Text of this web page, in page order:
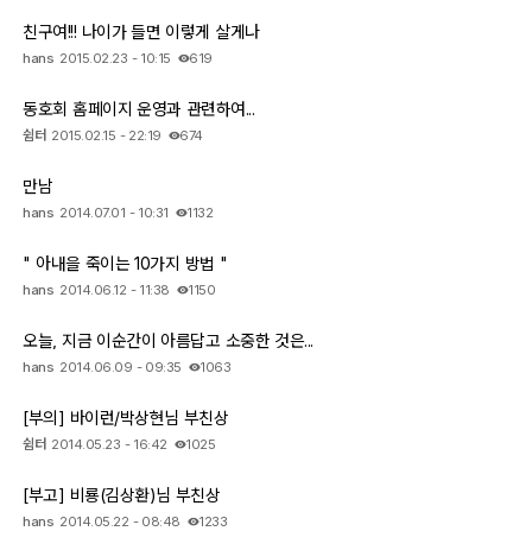
친구여!!! 나이가 들면 이렇게 살게나
hans 2015.02.23 - 10:15 619
동호회 홈페이지 운영과 관련하여...
쉼터 2015.02.15 - 22:19 674
만남
hans 2014.07.01 - 10:31 1132
" 아내을 죽이는 10가지 방법 "
hans 2014.06.12 - 11:38 1150
오늘, 지금 이순간이 아름답고 소중한 것은...
hans 2014.06.09 - 09:35 1063
[부의] 바이런/박상현님 부친상
쉼터 2014.05.23 - 16:42 1025
[부고] 비룡(김상환)님 부친상
hans 2014.05.22 - 08:48 1233